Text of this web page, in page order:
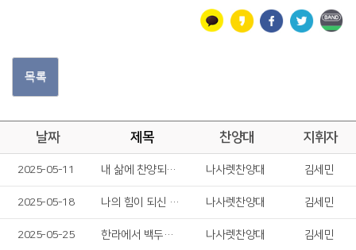
목록
날짜 제목 찬양대 지휘자
2025-05-11 내 삶에 찬양되신 주 나사렛찬양대 김세민
2025-05-18 나의 힘이 되신 여호와여 나사렛찬양대 김세민
2025-05-25 한라에서 백두까지 백두에서 땅 끝까지 나사렛찬양대 김세민